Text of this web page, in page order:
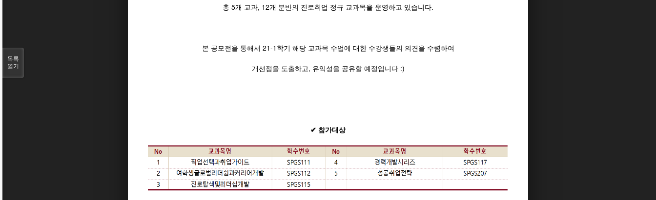
총 5개 교과, 12개 분반의 진로취업 정규 교과목을 운영하고 있습니다.
본 공모전을 통해서 21-1학기 해당 교과목 수업에 대한 수강생들의 의견을 수렴하여
개선점을 도출하고, 유익성을 공유할 예정입니다 :)​
✔ 참가대상
목록
열기